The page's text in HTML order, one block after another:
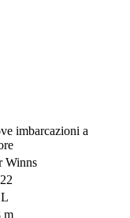
imbarcazioni a
Winns
m